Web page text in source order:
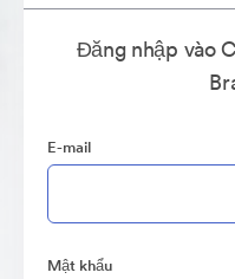
Đăng nhập vào
E-mail
Mật khẩu